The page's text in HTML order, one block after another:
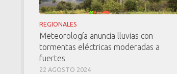
REGIONALES
Meteorología anuncia lluvias con
tormentas eléctricas moderadas a
fuertes
22 AGOSTO 2024